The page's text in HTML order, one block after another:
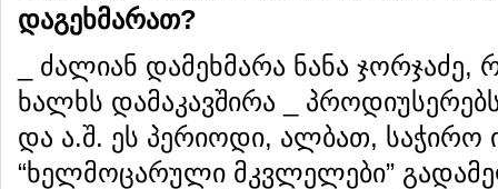
დაგეხმარათ?
_ ძალიან დამეხმარა ნანა
ხალხს დამაკავშირა _
და ა.შ. ეს პერიოდი, ალბათ, საჭირო
“ხელმოცარული მკვლელები”